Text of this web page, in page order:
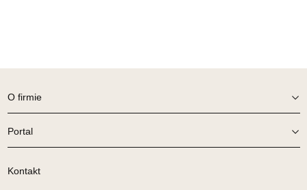
Adres e-mail:orion@wphw.pl
Pn-Pt: 10:00-18:00, Sb: 10:00-14:00
O firmie
Portal
Kontakt